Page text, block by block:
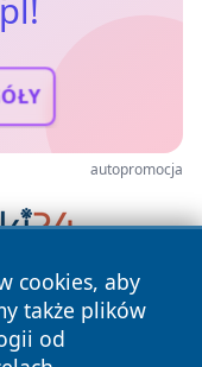
autopromocja
cookies, aby
także plików
od